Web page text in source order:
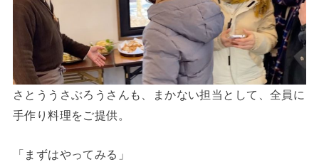
さとううさぶろうさんも、まかない担当として、全員に
手作り料理をご提供。
「まずはやってみる」